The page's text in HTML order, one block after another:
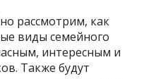
рассмотрим, как
виды семейного
интересным и
Также будут